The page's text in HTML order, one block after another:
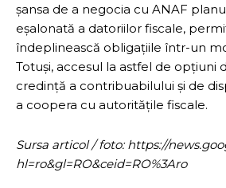
șansa de a negocia cu ANAF
eșalonată a datoriilor fiscale,
îndeplinească obligațiile într-un
Totuși, accesul la astfel de opțiuni
credință a contribuabilului și de
a coopera cu autoritățile fiscale.
Sursa articol / foto: https://
hl=ro&gl=RO&ceid=RO%3Aro